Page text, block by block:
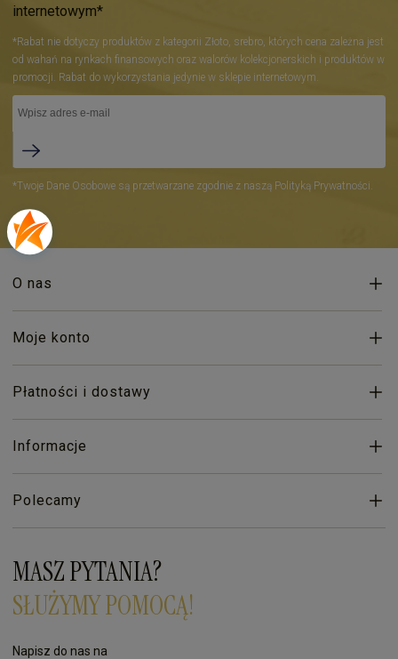
internetowym*
*Rabat nie dotyczy produktów z kategorii Złoto, srebro, których cena zależna jest
od wahań na rynkach finansowych oraz walorów kolekcjonerskich i produktów w
promocji. Rabat do wykorzystania jedynie w sklepie internetowym.
*Twoje Dane Osobowe są przetwarzane zgodnie z naszą Polityką Prywatności.
O nas
Moje konto
Płatności i dostawy
Informacje
Polecamy
MASZ PYTANIA?
SŁUŻYMY POMOCĄ!
Napisz do nas na